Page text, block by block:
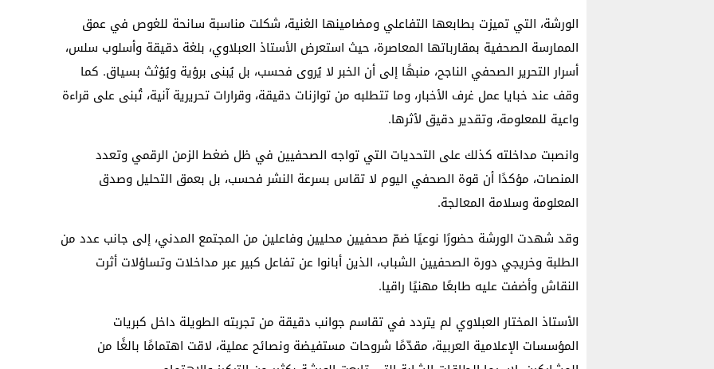
الورشة، التي تميزت بطابعها التفاعلي ومضامينها الغنية، شكلت مناسبة سانحة للغوص في عمق
الممارسة الصحفية بمقارباتها المعاصرة، حيث استعرض الأستاذ العبلاوي، بلغة دقيقة وأسلوب سلس،
أسرار التحرير الصحفي الناجح، منبهًا إلى أن الخبر لا يُروى فحسب، بل يُبنى برؤية ويُؤثث بسياق. كما
وقف عند خبايا عمل غرف الأخبار، وما تتطلبه من توازنات دقيقة، وقرارات تحريرية آنية، تُبنى على قراءة
واعية للمعلومة، وتقدير دقيق لأثرها.
وانصبت مداخلته كذلك على التحديات التي تواجه الصحفيين في ظل ضغط الزمن الرقمي وتعدد
المنصات، مؤكدًا أن قوة الصحفي اليوم لا تقاس بسرعة النشر فحسب، بل بعمق التحليل وصدق
المعلومة وسلامة المعالجة.
وقد شهدت الورشة حضورًا نوعيًا ضمّ صحفيين محليين وفاعلين من المجتمع المدني، إلى جانب عدد من
الطلبة وخريجي دورة الصحفيين الشباب، الذين أبانوا عن تفاعل كبير عبر مداخلات وتساؤلات أثرت
النقاش وأضفت عليه طابعًا مهنيًا راقيا.
الأستاذ المختار العبلاوي لم يتردد في تقاسم جوانب دقيقة من تجربته الطويلة داخل كبريات
المؤسسات الإعلامية العربية، مقدّمًا شروحات مستفيضة ونصائح عملية، لاقت اهتمامًا بالغًا من